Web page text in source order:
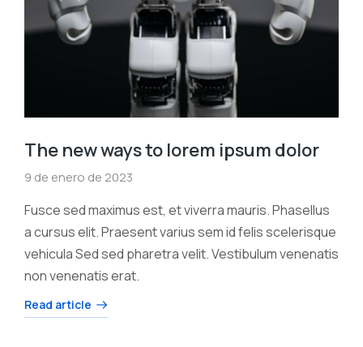
The new ways to lorem ipsum dolor
9 de enero de 2023
Fusce sed maximus est, et viverra mauris. Phasellus
a cursus elit. Praesent varius sem id felis scelerisque
vehicula Sed sed pharetra velit. Vestibulum venenatis
non venenatis erat.
Read article